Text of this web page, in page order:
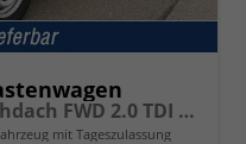
Kasten 35 mittellang Hochdach FWD 2.0 TDI L3H3 LED AHK Kamera 270 Grad App PDC GRA
mit Tageszulassung